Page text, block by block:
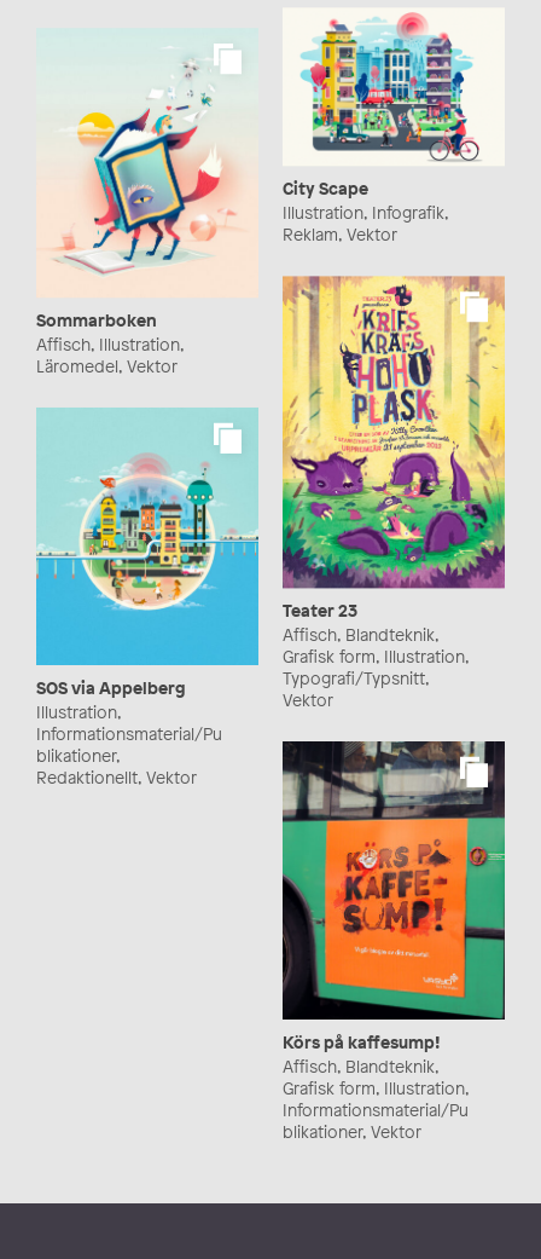
City Scape
Illustration, Infografik,
Reklam, Vektor
Sommarboken
Affisch, Illustration,
Läromedel, Vektor
Teater 23
Affisch, Blandteknik,
Grafisk form, Illustration,
Typografi/Typsnitt,
Vektor
SOS via Appelberg
Illustration,
Informationsmaterial/Pu
blikationer,
Redaktionellt, Vektor
Körs på kaffesump!
Affisch, Blandteknik,
Grafisk form, Illustration,
Informationsmaterial/Pu
blikationer, Vektor